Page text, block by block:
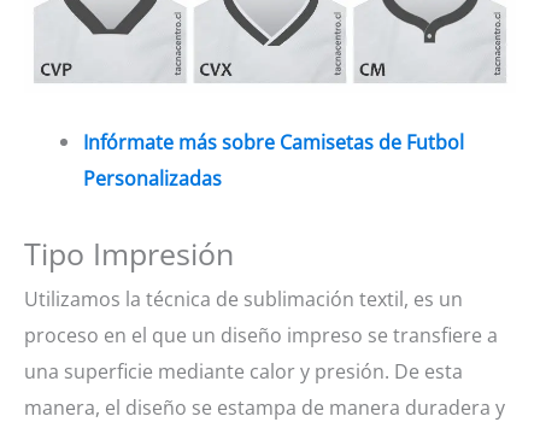
Infórmate más sobre Camisetas de Futbol
Personalizadas
Tipo Impresión
Utilizamos la técnica de sublimación textil, es un
proceso en el que un diseño impreso se transfiere a
una superficie mediante calor y presión. De esta
manera, el diseño se estampa de manera duradera y